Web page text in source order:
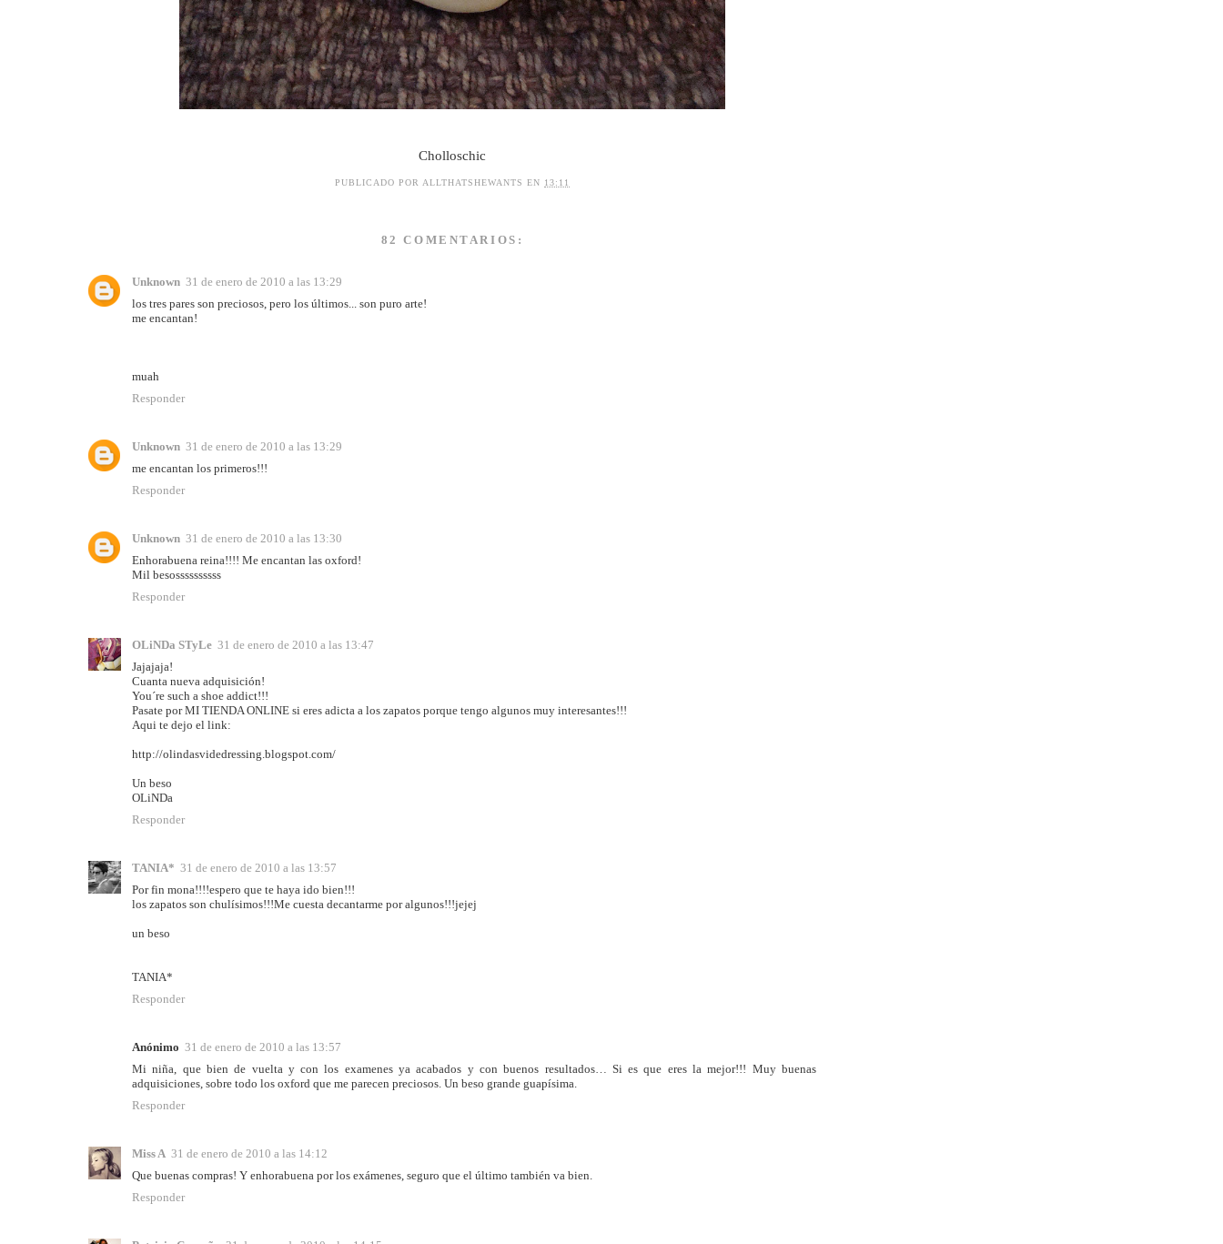
Cholloschic
PUBLICADO POR ALLTHATSHEWANTS EN 13:11
82 COMENTARIOS:
Unknown 31 de enero de 2010 a las 13:29
los tres pares son preciosos, pero los últimos... son puro arte!
me encantan!
muah
Responder
Unknown 31 de enero de 2010 a las 13:29
me encantan los primeros!!!
Responder
Unknown 31 de enero de 2010 a las 13:30
Enhorabuena reina!!!! Me encantan las oxford!
Mil besossssssssss
Responder
OLiNDa STyLe 31 de enero de 2010 a las 13:47
Jajajaja!
Cuanta nueva adquisición!
You´re such a shoe addict!!!
Pasate por MI TIENDA ONLINE si eres adicta a los zapatos porque tengo algunos muy interesantes!!!
Aqui te dejo el link:
http://olindasvidedressing.blogspot.com/
Un beso
OLiNDa
Responder
TANIA* 31 de enero de 2010 a las 13:57
Por fin mona!!!!espero que te haya ido bien!!!
los zapatos son chulísimos!!!Me cuesta decantarme por algunos!!!jejej
un beso
TANIA*
Responder
Anónimo 31 de enero de 2010 a las 13:57
Mi niña, que bien de vuelta y con los examenes ya acabados y con buenos resultados… Si es que eres la mejor!!! Muy buenas
adquisiciones, sobre todo los oxford que me parecen preciosos. Un beso grande guapísima.
Responder
Miss A 31 de enero de 2010 a las 14:12
Que buenas compras! Y enhorabuena por los exámenes, seguro que el último también va bien.
Responder